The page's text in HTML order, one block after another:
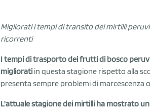
Migliorati i tempi di transito dei mirtilli
ricorrenti
I tempi di trasporto dei frutti di bosco
migliorati in questa stagione rispetto alla
presenta sempre problemi di marcescenza
L'attuale stagione dei mirtilli ha mostrato